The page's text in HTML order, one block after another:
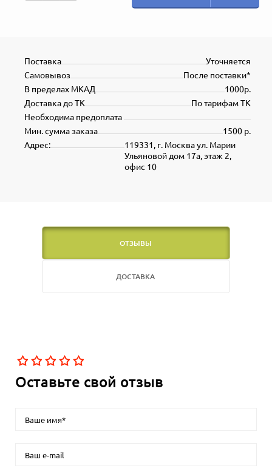
Уточняется
Поставка
После поставки*
Самовывоз
1000р.
В пределах МКАД
По тарифам ТК
Доставка до ТК
Необходима предоплата
1500 р.
Мин. сумма заказа
119331, г. Москва ул. Марии
Ульяновой дом 17а, этаж 2,
офис 10
Адрес:
ОТЗЫВЫ
ДОСТАВКА
Оставьте свой отзыв